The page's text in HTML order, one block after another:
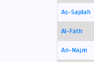
As-Sajdah
Al-Fath
An-Najm